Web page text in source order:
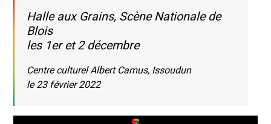
Halle aux Grains, Scène Nationale de
Blois
les 1er et 2 décembre
Centre culturel Albert Camus, Issoudun
le 23 février 2022